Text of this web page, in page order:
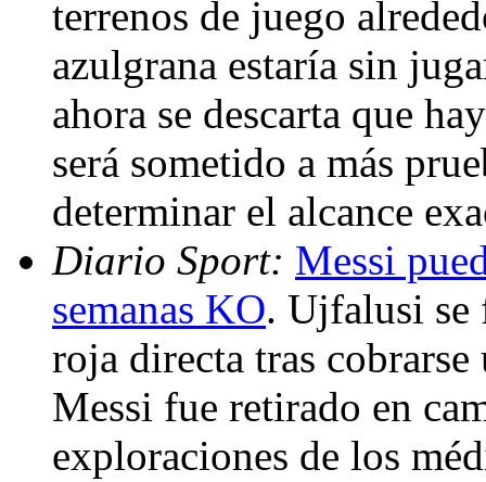
terrenos de juego
azulgrana estaría sin
ahora se descarta que
será sometido a más
determinar el alcance
Diario Sport: Messi
semanas KO. Ujfalusi se
roja directa tras
Messi fue retirado en
exploraciones de los